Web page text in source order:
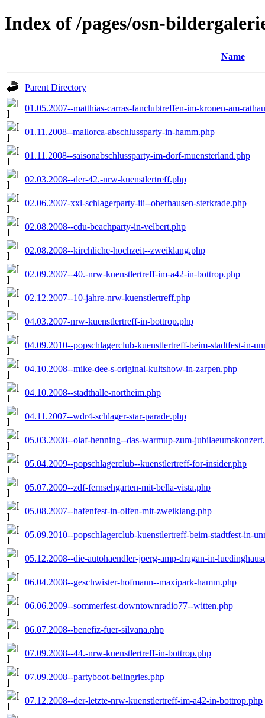
Index of /pages/osn-
Name
Parent Directory
01.05.2007--matthias-carras-fanclubtreffen-im-kronen-am-
01.11.2008--mallorca-abschlussparty-in-hamm.php
01.11.2008--saisonabschlussparty-im-dorf-muensterland.php
02.03.2008--der-42.-nrw-kuenstlertreff.php
02.06.2007-xxl-schlagerparty-iii--oberhausen-sterkrade.php
02.08.2008--cdu-beachparty-in-velbert.php
02.08.2008--kirchliche-hochzeit--zweiklang.php
02.09.2007--40.-nrw-kuenstlertreff-im-a42-in-bottrop.php
02.12.2007--10-jahre-nrw-kuenstlertreff.php
04.03.2007-nrw-kuenstlertreff-in-bottrop.php
04.09.2010--popschlagerclub-kuenstlertreff-beim-stadtfest-in-
04.10.2008--mike-dee-s-original-kultshow-in-zarpen.php
04.10.2008--stadthalle-northeim.php
04.11.2007--wdr4-schlager-star-parade.php
05.03.2008--olaf-henning--das-warmup-zum-
05.04.2009--popschlagerclub--kuenstlertreff-for-insider.php
05.07.2009--zdf-fernsehgarten-mit-bella-vista.php
05.08.2007--hafenfest-in-olfen-mit-zweiklang.php
05.09.2010--popschlagerclub-kuenstlertreff-beim-stadtfest-in-
05.12.2008--die-autohaendler-joerg-amp-dragan-in-
06.04.2008--geschwister-hofmann--maxipark-hamm.php
06.06.2009--sommerfest-downtownradio77--witten.php
06.07.2008--benefiz-fuer-silvana.php
07.09.2008--44.-nrw-kuenstlertreff-in-bottrop.php
07.09.2008--partyboot-beilngries.php
07.12.2008--der-letzte-nrw-kuenstlertreff-im-a42-in-bottrop.php